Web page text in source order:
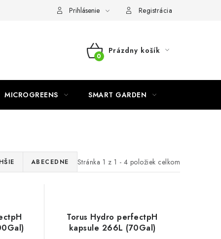
ochrane osobných údajov
Prihlásenie Registrácia
NÁKUPNÝ
Prázdny košík
MICROGREENS SMART GARDEN
Stránka 1 z 1 - 4 položiek celkom
ABECEDNE
Torus Hydro perfectpH
kapsule 266L (70Gal)